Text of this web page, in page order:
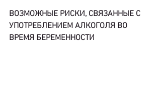
ВОЗМОЖНЫЕ РИСКИ, СВЯЗАННЫЕ С
УПОТРЕБЛЕНИЕМ АЛКОГОЛЯ ВО
ВРЕМЯ БЕРЕМЕННОСТИ